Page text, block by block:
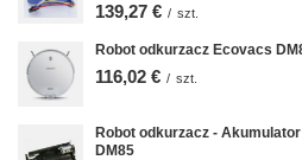
139,27 € / szt.
Robot odkurzacz Ecovacs
116,02 € / szt.
Robot odkurzacz -
DM85